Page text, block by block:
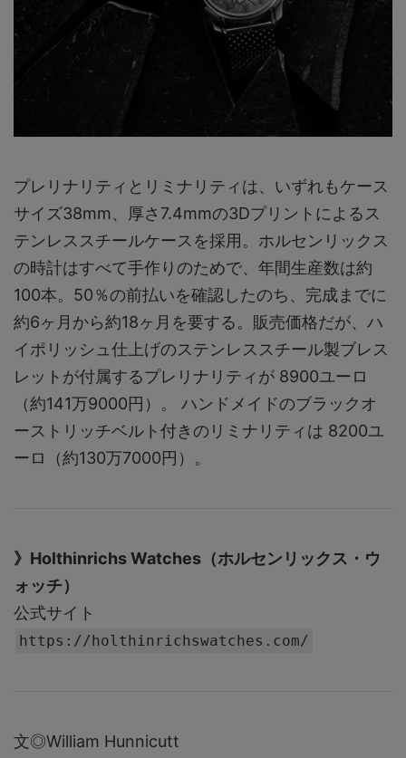
プレリナリティとリミナリティは、いずれもケース
サイズ38mm、厚さ7.4mmの3Dプリントによるス
テンレススチールケースを採用。ホルセンリックス
の時計はすべて手作りのためで、年間生産数は約
100本。50％の前払いを確認したのち、完成までに
約6ヶ月から約18ヶ月を要する。販売価格だが、ハ
イポリッシュ仕上げのステンレススチール製ブレス
レットが付属するプレリナリティが 8900ユーロ
（約141万9000円）。 ハンドメイドのブラックオ
ーストリッチベルト付きのリミナリティは 8200ユ
ーロ（約130万7000円）。
》Holthinrichs Watches（ホルセンリックス・ウ
ォッチ）
公式サイト
https://holthinrichswatches.com/
文◎William Hunnicutt